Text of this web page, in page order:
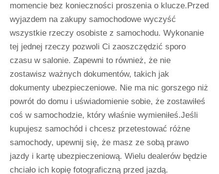
momencie bez konieczności proszenia o klucze.Przed
wyjazdem na zakupy samochodowe wyczyść
wszystkie rzeczy osobiste z samochodu. Wykonanie
tej jednej rzeczy pozwoli Ci zaoszczędzić sporo
czasu w salonie. Zapewni to również, że nie
zostawisz ważnych dokumentów, takich jak
dokumenty ubezpieczeniowe. Nie ma nic gorszego niż
powrót do domu i uświadomienie sobie, że zostawiłeś
coś w samochodzie, który właśnie wymieniłeś.Jeśli
kupujesz samochód i chcesz przetestować różne
samochody, upewnij się, że masz ze sobą prawo
jazdy i kartę ubezpieczeniową. Wielu dealerów będzie
chciało ich kopię fotograficzną przed jazdą.